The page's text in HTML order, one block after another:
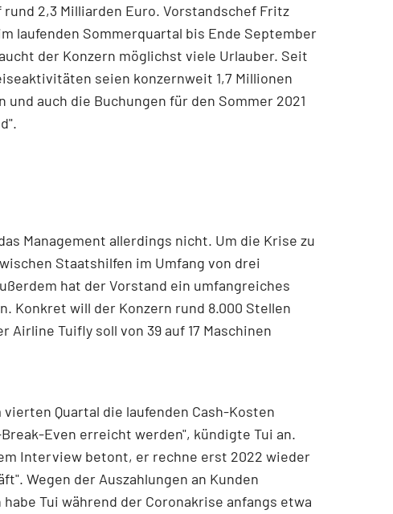
rund 2,3 Milliarden Euro. Vorstandschef Fritz
laufenden Sommerquartal bis Ende September
der Konzern möglichst viele Urlauber. Seit
seien konzernweit 1,7 Millionen
und auch die Buchungen für den Sommer 2021
Management allerdings nicht. Um die Krise zu
Staatshilfen im Umfang von drei
hat der Vorstand ein umfangreiches
Konkret will der Konzern rund 8.000 Stellen
Airline Tuifly soll von 39 auf 17 Maschinen
Quartal die laufenden Cash-Kosten
Even erreicht werden", kündigte Tui an.
Interview betont, er rechne erst 2022 wieder
Wegen der Auszahlungen an Kunden
Tui während der Coronakrise anfangs etwa